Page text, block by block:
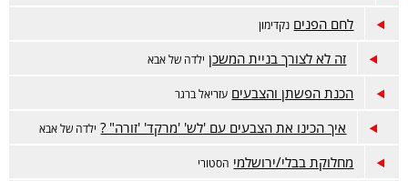
לחם הפנים נקדימון
זה לא לצורך בניית המשכן ילדה של אבא
הכנת הפשתן והצבעים עזריאל ברגר
איך הכינו את הצבעים עם 'לש' 'מרקד' 'זורה" ? ילדה של אבא
מחלוקת בבלי/ירושלמי הסטורי